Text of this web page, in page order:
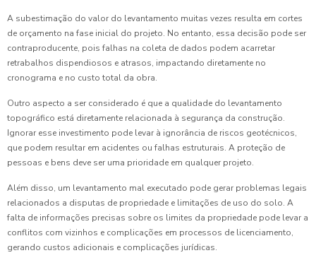
A subestimação do valor do levantamento muitas vezes resulta em cortes
de orçamento na fase inicial do projeto. No entanto, essa decisão pode ser
contraproducente, pois falhas na coleta de dados podem acarretar
retrabalhos dispendiosos e atrasos, impactando diretamente no
cronograma e no custo total da obra.
Outro aspecto a ser considerado é que a qualidade do levantamento
topográfico está diretamente relacionada à segurança da construção.
Ignorar esse investimento pode levar à ignorância de riscos geotécnicos,
que podem resultar em acidentes ou falhas estruturais. A proteção de
pessoas e bens deve ser uma prioridade em qualquer projeto.
Além disso, um levantamento mal executado pode gerar problemas legais
relacionados a disputas de propriedade e limitações de uso do solo. A
falta de informações precisas sobre os limites da propriedade pode levar a
conflitos com vizinhos e complicações em processos de licenciamento,
gerando custos adicionais e complicações jurídicas.